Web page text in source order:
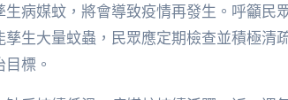
病媒蚊，將會導致疫情再發生。呼籲民
生大量蚊蟲，民眾應定期檢查並積極清
標。